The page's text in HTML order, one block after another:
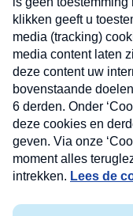
Privacyverklaring
Nieuwsbrief
Neem hier een
nieuwsbrief. Elke